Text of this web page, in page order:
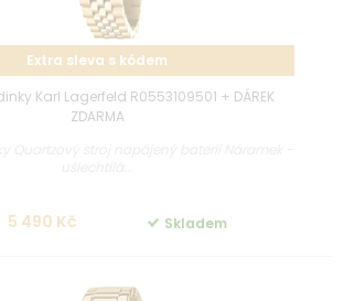
Extra sleva s kódem
Karl Lagerfeld R0553109501 + DÁREK
ZDARMA
5 490 Kč Skladem